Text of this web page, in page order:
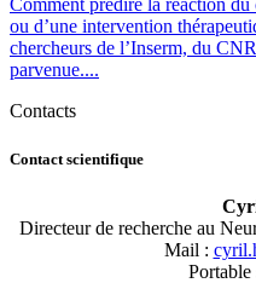
Comment prédire la réaction du
ou d’une intervention
chercheurs de l’Inserm, du
parvenue....
Contacts
Contact scientifique
Directeur de recherche au
Mail :
Portable